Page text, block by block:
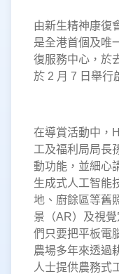
由新生精神康復
是全港首個及唯
復服務中心，於
於 2 月 7 日舉行
在導賞活動中，
工及福利局局長
動功能，並細心
生成式人工智能
地、廚餘區等舊
景（AR）及視
們只要把平板電
農場多年來透過
人士提供農務式